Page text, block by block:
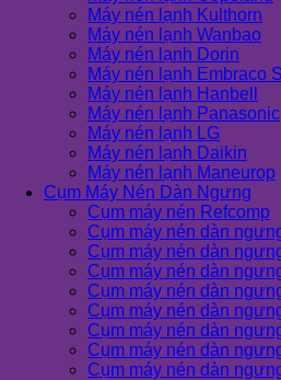
Máy nén lạnh Kulthorn
Máy nén lạnh Wanbao
Máy nén lạnh Dorin
Máy nén lạnh Embraco
Máy nén lạnh Hanbell
Máy nén lạnh Panasonic
Máy nén lạnh LG
Máy nén lạnh Daikin
Máy nén lạnh Maneurop
Cụm Máy Nén Dàn Ngưng
Cụm máy nén Refcomp
Cụm máy nén dàn
Cụm máy nén dàn
Cụm máy nén dàn
Cụm máy nén dàn
Cụm máy nén dàn
Cụm máy nén dàn
Cụm máy nén dàn
Cụm máy nén dàn